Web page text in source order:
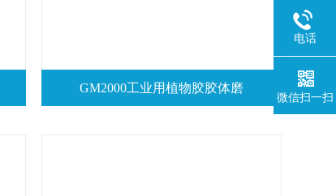
GM2000工业用植物胶胶体磨
电话
微信扫一扫